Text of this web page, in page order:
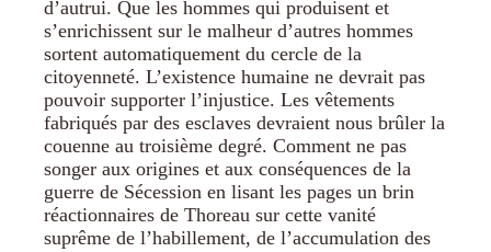
d’autrui. Que les hommes qui produisent et
s’enrichissent sur le malheur d’autres hommes
sortent automatiquement du cercle de la
citoyenneté. L’existence humaine ne devrait pas
pouvoir supporter l’injustice. Les vêtements
fabriqués par des esclaves devraient nous brûler la
couenne au troisième degré. Comment ne pas
songer aux origines et aux conséquences de la
guerre de Sécession en lisant les pages un brin
réactionnaires de Thoreau sur cette vanité
suprême de l’habillement, de l’accumulation des